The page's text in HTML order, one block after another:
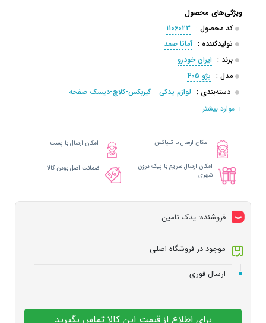
ویژگی‌های محصول
کد محصول : 1106023
تولیدکننده : آماتا صمد
برند : ایران خودرو
مدل : پژو 405
دسته‌بندی : لوازم یدکی
گیربکس-کلاچ-دیسک صفحه
موارد بیشتر
امکان ارسال با تیپاکس امکان ارسال با پست
امکان ارسال سریع با پیک درون
شهری
ضمانت اصل بودن کالا
فروشنده: یدک تامین
موجود در فروشگاه اصلی
ارسال فوری
برای اطلاع از قیمت این کالا تماس بگیرید